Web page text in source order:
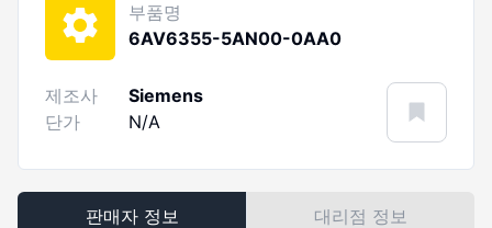
부품명
6AV6355-5AN00-0AA0
제조사
Siemens
단가
N/A
판매자 정보 대리점 정보